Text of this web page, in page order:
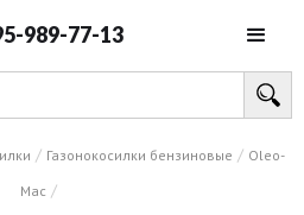
989-77-13
/ Газонокосилки бензиновые / Oleo-
Mac /